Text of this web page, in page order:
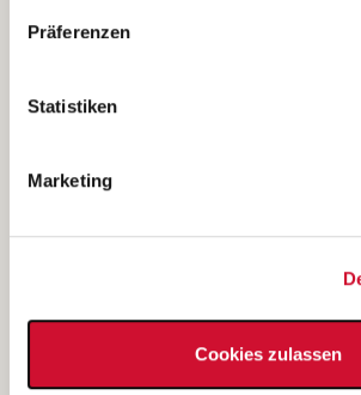
Ihre Einwilligung selbstverständlich
indem Sie die Cookie-Einstellungen
unsererDatenschutzerklärung
Präferenzen
Statistiken
Marketing
Cookies zulassen
Kantstraße 45a
(Ein Tochterunternehmen des AWO
e.V.)
Bewerbung als Altenpflegehelfer*in
Bewerbung als Erzieher*in